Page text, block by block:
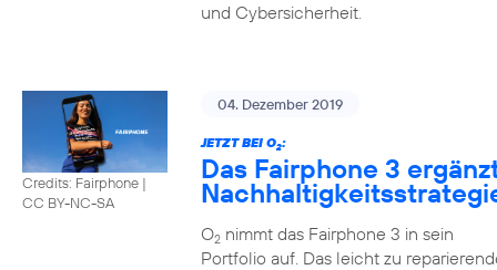
und Cybersicherheit.
Credits: Fairphone |
CC BY-NC-SA
04. Dezember 2019
JETZT BEI O2:
Das Fairphone 3
O2nimmt das Fairphone 3 in sein
Portfolio auf. Das leicht zu